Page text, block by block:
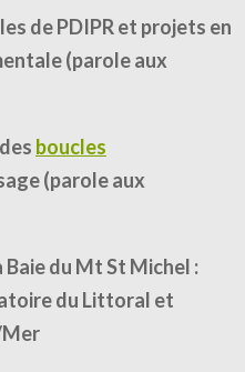
de PDIPR et projets en
(parole aux
boucles
(parole aux
du Mt St Michel :
du Littoral et
Mer